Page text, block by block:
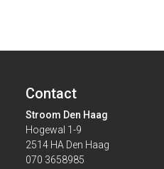
Contact
Stroom Den Haag
Hogewal 1-9
2514 HA Den Haag
070 3658985